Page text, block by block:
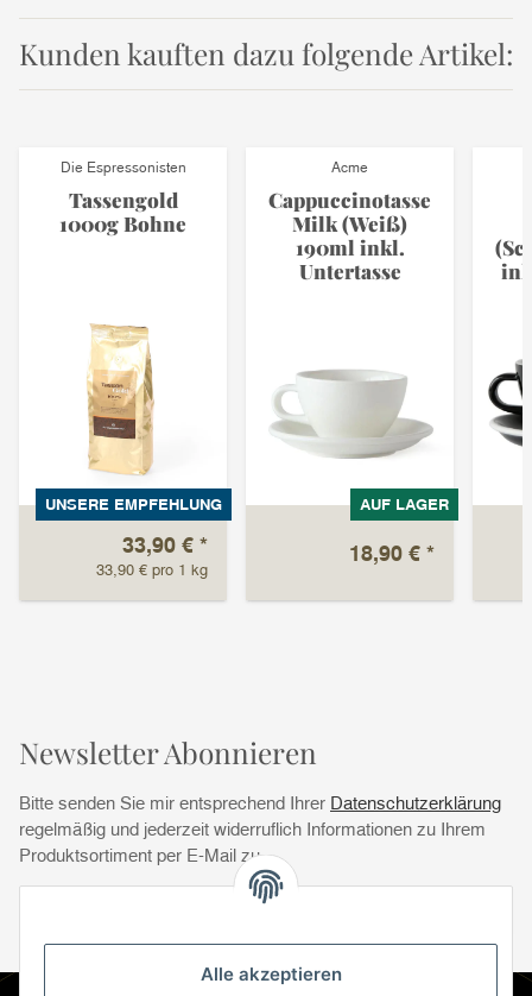
Alle akzeptieren
Kunden kauften dazu folgende Artikel:
Die Espressonisten
Tassengold
1000g Bohne
UNSERE EMPFEHLUNG
33,90 € *
33,90 € pro 1 kg
Acme
Cappuccinotasse
Milk (Weiß)
190ml inkl.
Untertasse
AUF LAGER
18,90 € *
Newsletter Abonnieren
Bitte senden Sie mir entsprechend Ihrer Datenschutzerklärung
regelmäßig und jederzeit widerruflich Informationen zu Ihrem
Produktsortiment per E-Mail zu.
Newsletter Abonnieren